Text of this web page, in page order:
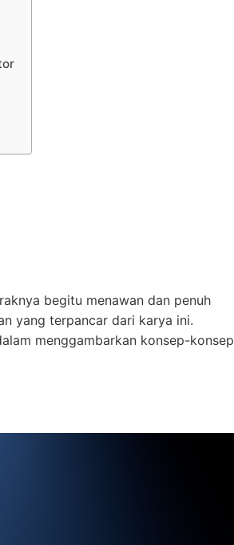
begitu menawan dan penuh
yang terpancar dari karya ini.
menggambarkan konsep-konsep